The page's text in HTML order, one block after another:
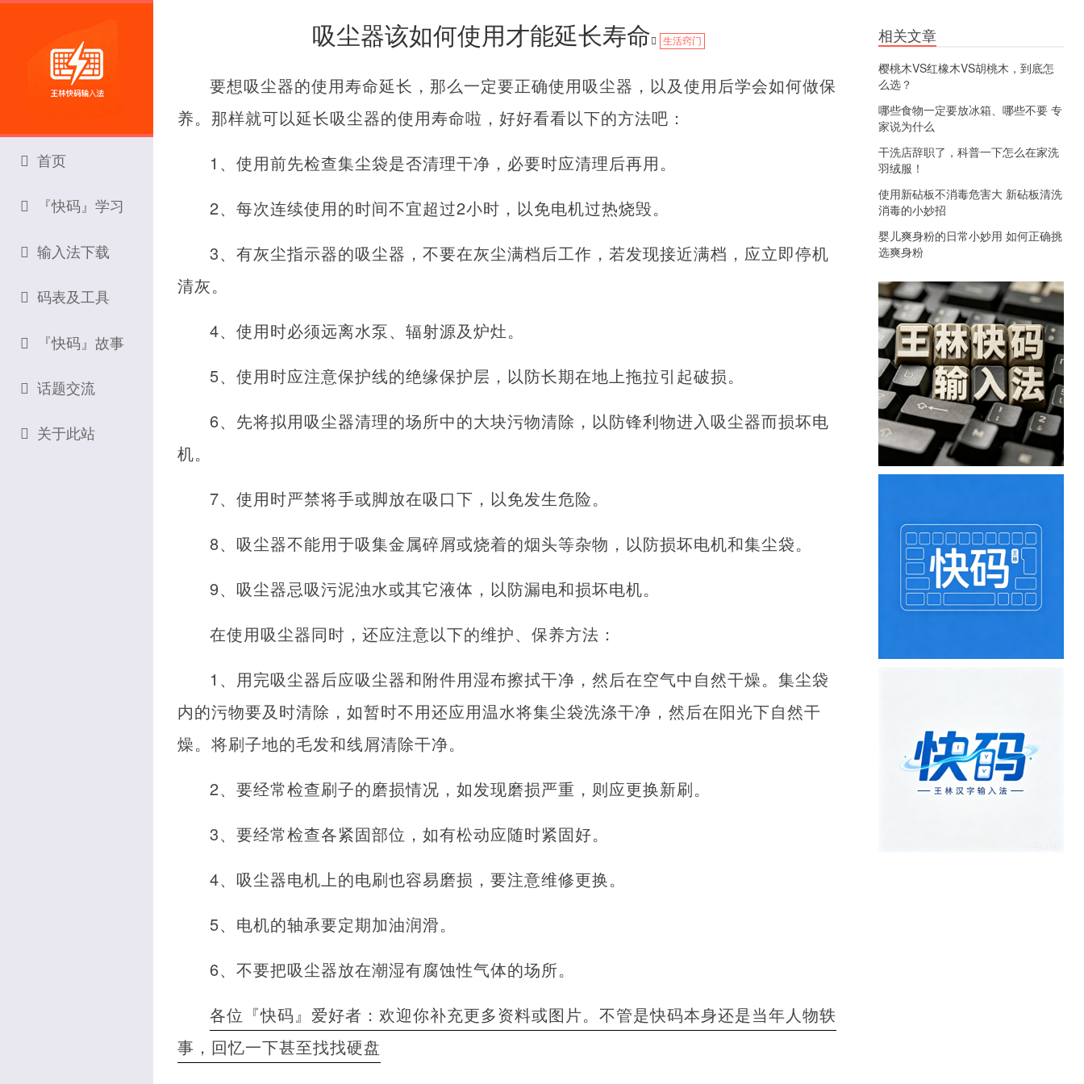
吸尘器该如何使用才能延长寿命 生活窍门
要想吸尘器的使用寿命延长，那么一定要正确使用吸尘器，以及使用后学会如何做保
养。那样就可以延长吸尘器的使用寿命啦，好好看看以下的方法吧：
1、使用前先检查集尘袋是否清理干净，必要时应清理后再用。
2、每次连续使用的时间不宜超过2小时，以免电机过热烧毁。
3、有灰尘指示器的吸尘器，不要在灰尘满档后工作，若发现接近满档，应立即停机
清灰。
4、使用时必须远离水泵、辐射源及炉灶。
5、使用时应注意保护线的绝缘保护层，以防长期在地上拖拉引起破损。
6、先将拟用吸尘器清理的场所中的大块污物清除，以防锋利物进入吸尘器而损坏电
机。
7、使用时严禁将手或脚放在吸口下，以免发生危险。
8、吸尘器不能用于吸集金属碎屑或烧着的烟头等杂物，以防损坏电机和集尘袋。
9、吸尘器忌吸污泥浊水或其它液体，以防漏电和损坏电机。
在使用吸尘器同时，还应注意以下的维护、保养方法：
1、用完吸尘器后应吸尘器和附件用湿布擦拭干净，然后在空气中自然干燥。集尘袋
内的污物要及时清除，如暂时不用还应用温水将集尘袋洗涤干净，然后在阳光下自然干
燥。将刷子地的毛发和线屑清除干净。
2、要经常检查刷子的磨损情况，如发现磨损严重，则应更换新刷。
3、要经常检查各紧固部位，如有松动应随时紧固好。
4、吸尘器电机上的电刷也容易磨损，要注意维修更换。
5、电机的轴承要定期加油润滑。
6、不要把吸尘器放在潮湿有腐蚀性气体的场所。
各位『快码』爱好者：欢迎你补充更多资料或图片。不管是快码本身还是当年人物轶
事，回忆一下甚至找找硬盘
首页
『快码』学习
输入法下载
码表及工具
『快码』故事
话题交流
关于此站
相关文章
樱桃木VS红橡木VS胡桃木，到底怎
么选？
哪些食物一定要放冰箱、哪些不要 专
家说为什么
干洗店辞职了，科普一下怎么在家洗
羽绒服！
使用新砧板不消毒危害大 新砧板清洗
消毒的小妙招
婴儿爽身粉的日常小妙用 如何正确挑
选爽身粉